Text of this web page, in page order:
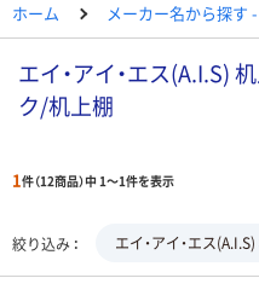
ホーム メーカー名から探す -
エイ・アイ・エス(A.I.S)
ク/机上棚
1件（12商品）中 1～1件を表示
絞り込み エイ・アイ・エス